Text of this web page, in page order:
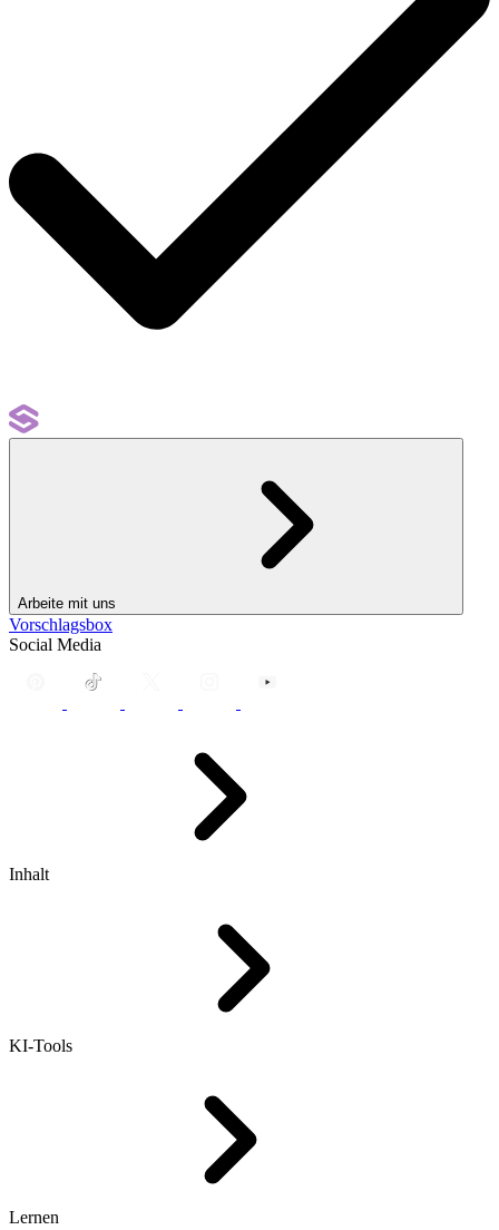
Arbeite mit uns
Vorschlagsbox
Social Media
Inhalt
KI-Tools
Lernen